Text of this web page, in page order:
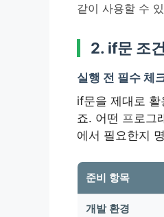
같이 사용할 수
2. if문 조
실행 전 필수 체
if문을 제대로
죠. 어떤 프로그
에서 필요한지
준비 항목
개발 환경